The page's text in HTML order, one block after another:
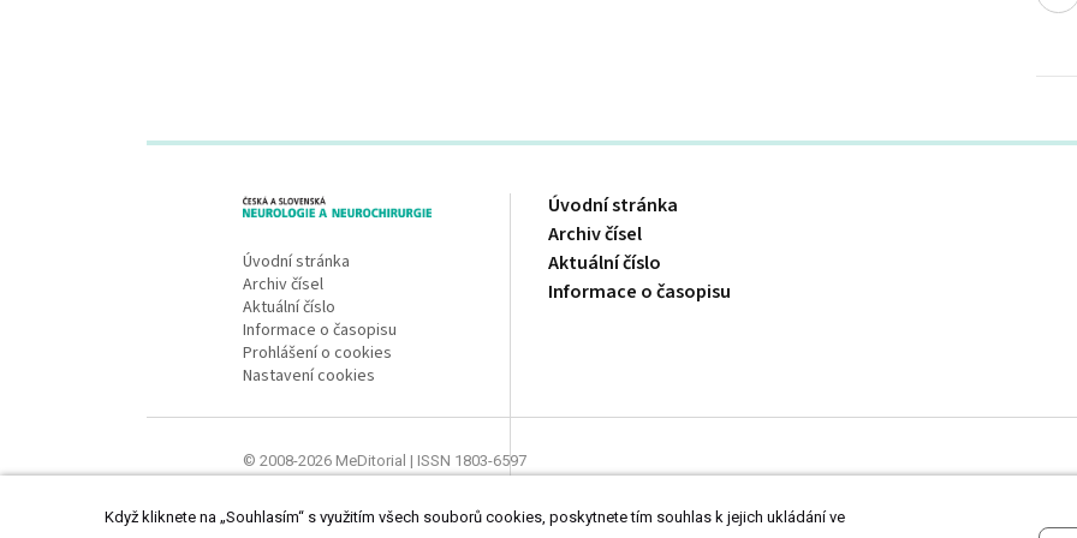
Úvodní stránka
Archiv čísel
Aktuální číslo
Informace o časopisu
Prohlášení o cookies
Nastavení cookies
Úvodní stránka
Archiv čísel
Aktuální číslo
Informace o časopisu
© 2008-2026 MeDitorial | ISSN 1803-6597
Když kliknete na „Souhlasím“ s využitím všech souborů cookies, poskytnete tím souhlas k jejich ukládání ve